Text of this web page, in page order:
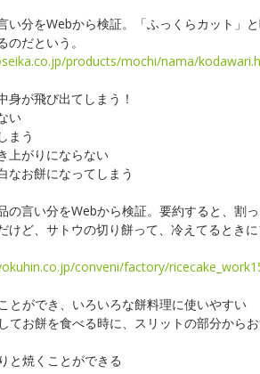
い分をWebから検証。「ふっくらカット」
だという。
products/mochi/nama/
身が飛び出てしまう！
い
まう
上がりにならない
なお餅になってしまう
の言い分をWebから検証。要約すると、割
けど、サトウの切り餅って、冷えてるとき
conveni/factory/
とができ、いろいろな餅料理に使いやすい
てお餅を食べる時に、スリットの部分から
と焼くことができる